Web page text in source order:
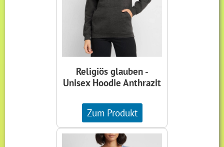
Religiös glauben -
Unisex Hoodie Anthrazit
Zum Produkt